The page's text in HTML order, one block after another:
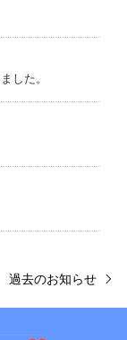
した。
過去のお知らせ